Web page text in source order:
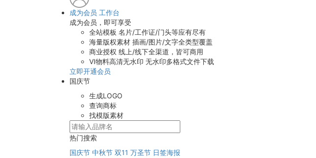
成为会员 工作台
成为会员，即可享受
全站模板 名片/工作证/门头等应有尽有
海量版权素材 插画/图片/文字全类型覆盖
商业授权 线上/线下全渠道，皆可商用
VI物料高清无水印 无水印多格式文件下载
立即开通会员
国庆节
生成LOGO
查询商标
找模版素材
热门搜索
国庆节 中秋节 双11 万圣节 日签海报